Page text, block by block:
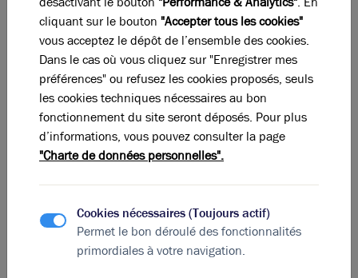
Photos (4)
A vendre - Local d'activité de 570 m² avec accès
poids lourds - Saint-Priest
cliquant sur le bouton "Accepter tous les cookies"
vous acceptez le dépôt de l’ensemble des cookies.
Dans le cas où vous cliquez sur "Enregistrer mes
préférences" ou refusez les cookies proposés, seuls
les cookies techniques nécessaires au bon
fonctionnement du site seront déposés. Pour plus
d’informations, vous pouvez consulter la page
"Charte de données personnelles".
Cookies nécessaires (Toujours actif)
Permet le bon déroulé des fonctionnalités
primordiales à votre navigation.